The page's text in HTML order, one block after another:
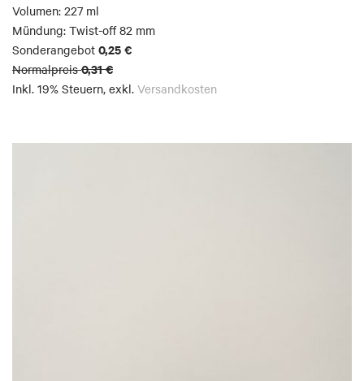
Volumen: 227 ml
Mündung: Twist-off 82 mm
Sonderangebot 0,25 €
Normalpreis 0,31 €
Inkl. 19% Steuern, exkl. Versandkosten